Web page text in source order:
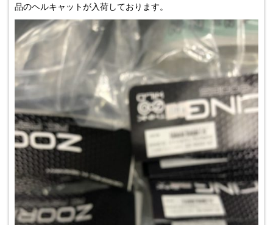
品のヘルキャットが入荷しております。